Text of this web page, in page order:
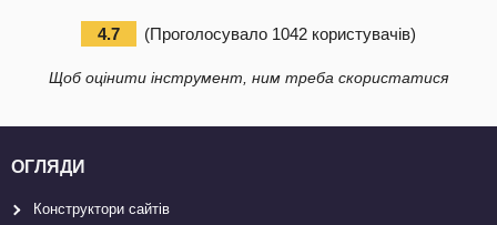
4.7 (Проголосувало 1042 користувачів)
Щоб оцінити інструмент, ним треба скористатися
ОГЛЯДИ
Конструктори сайтів